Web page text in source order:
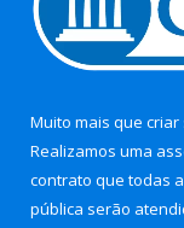
Muito mais que criar
Realizamos uma
contrato que todas
pública serão